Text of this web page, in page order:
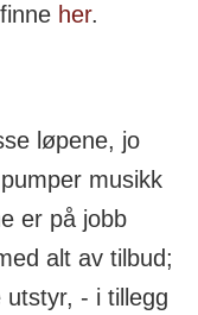
her.
løpene, jo
musikk
er på jobb
alt av tilbud;
- i tillegg